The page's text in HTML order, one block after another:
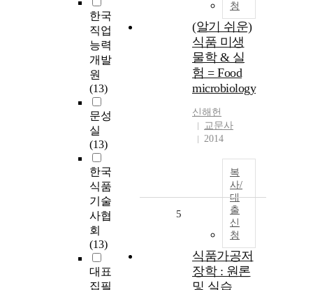
한국
직업
능력
개발
원
(13)
문성
실
(13)
한국
식품
기술
사협
회
(13)
대표
집필
청
(알기 쉬운)
식품 미생
물학 & 실
험 = Food
microbiology
신해헌
교문사
2014
복
사/
대
출
신
청
5
식품가공저
장학 : 원론
및 실습